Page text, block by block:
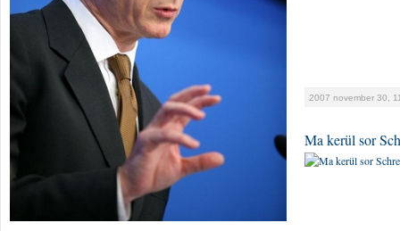
2007 november 30,
Ma kerül sor